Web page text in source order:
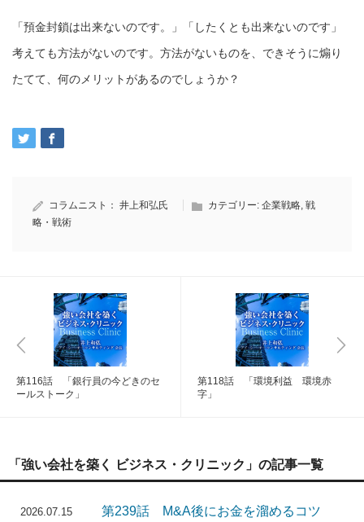
「預金封鎖は出来ないのです。」「したくとも出来ないのです」
考えても方法がないのです。方法がないものを、できそうに煽り
たてて、何のメリットがあるのでしょうか？
コラムニスト： 井上和弘氏 カテゴリー: 企業戦略, 戦
略・戦術
第116話 「銀行員の今どきのセ
ールストーク」
第118話 「環境利益 環境赤
字」
「強い会社を築く ビジネス・クリニック」の記事一覧
2026.07.15 第239話 M&A後にお金を溜めるコツ